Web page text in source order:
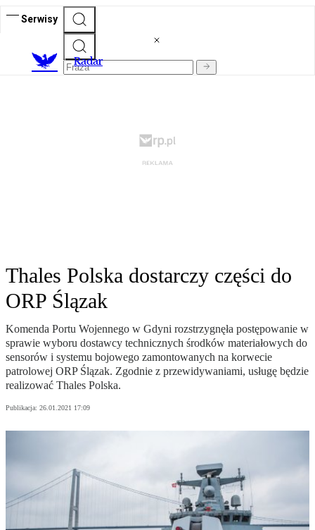
Serwisy
Radar
Thales Polska dostarczy części do
ORP Ślązak
Komenda Portu Wojennego w Gdyni rozstrzygnęła postępowanie w
sprawie wyboru dostawcy technicznych środków materiałowych do
sensorów i systemu bojowego zamontowanych na korwecie
patrolowej ORP Ślązak. Zgodnie z przewidywaniami, usługę będzie
realizować Thales Polska.
Publikacja: 26.01.2021 17:09